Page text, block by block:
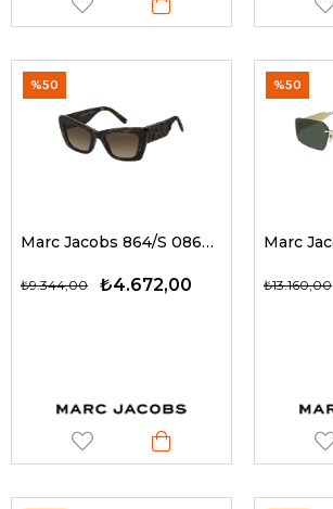
Marc Jacobs 864/S 086HA 52 G Kadın Güneş Gözlükleri
₺4.672,00
₺9.344,00
%50
₺13.160,00
%50